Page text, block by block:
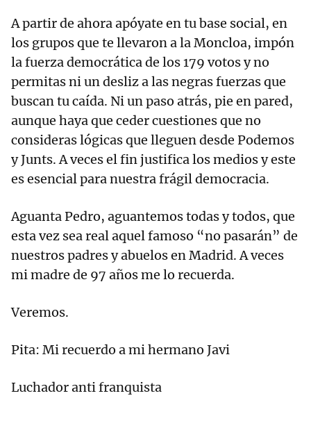
A partir de ahora apóyate en tu base social, en
los grupos que te llevaron a la Moncloa, impón
la fuerza democrática de los 179 votos y no
permitas ni un desliz a las negras fuerzas que
buscan tu caída. Ni un paso atrás, pie en pared,
aunque haya que ceder cuestiones que no
consideras lógicas que lleguen desde Podemos
y Junts. A veces el fin justifica los medios y este
es esencial para nuestra frágil democracia.
Aguanta Pedro, aguantemos todas y todos, que
esta vez sea real aquel famoso “no pasarán” de
nuestros padres y abuelos en Madrid. A veces
mi madre de 97 años me lo recuerda.
Veremos.
Pita: Mi recuerdo a mi hermano Javi
Luchador anti franquista